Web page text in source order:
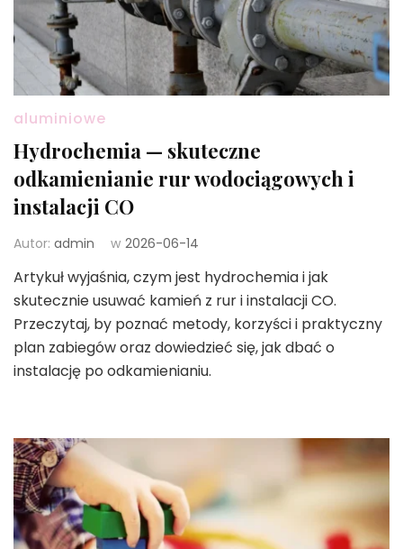
aluminiowe
Hydrochemia — skuteczne
odkamienianie rur wodociągowych i
instalacji CO
Autor: admin w 2026-06-14
Artykuł wyjaśnia, czym jest hydrochemia i jak
skutecznie usuwać kamień z rur i instalacji CO.
Przeczytaj, by poznać metody, korzyści i praktyczny
plan zabiegów oraz dowiedzieć się, jak dbać o
instalację po odkamienianiu.